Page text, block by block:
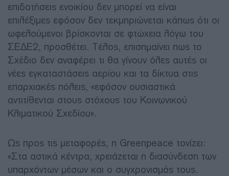
επιδοτήσεις ενοικίου δεν μπορεί να είναι
επιλέξιμες εφόσον δεν τεκμηριώνεται κάπως ότι οι
ωφελούμενοι βρίσκονται σε φτώχεια λόγω του
ΣΕΔΕ2, προσθέτει. Τέλος, επισημαίνει πως το
Σχέδιο δεν αναφέρει τι θα γίνουν όλες αυτές οι
νέες εγκαταστάσεις αερίου και τα δίκτυα στις
επαρχιακές πόλεις, «εφόσον ουσιαστικά
αντιτίθενται στους στόχους του Κοινωνικού
Κλιματικού Σχεδίου».
Ως προς τις μεταφορές, η Greenpeace τονίζει:
«Στα αστικά κέντρα, χρειάζεται η διασύνδεση των
υπαρχόντων μέσων και ο συγχρονισμός τους.